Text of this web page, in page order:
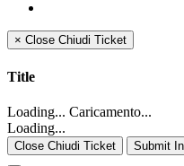
× Close Chiudi Ticket
Title
Loading... Caricamento...
Loading...
Close Chiudi Ticket